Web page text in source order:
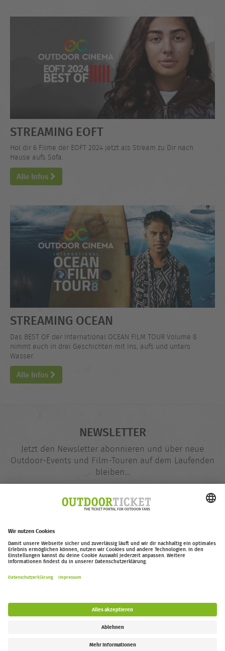
STREAMING EOFT
Hol dir 6 Filme der EOFT 2024 jetzt als Stream zu Dir nach
Hause aufs Sofa.
Alle Infos
STREAMING OCEAN
Das BEST OF der International OCEAN FILM TOUR Volume 8
nimmt euch in drei Geschichten mit ins, aufs und unters
Wasser.
Alle Infos
NEWSLETTER
Jetzt den Newsletter abonnieren und über neue
Outdoor-Events und Film-Touren auf dem Laufenden
bleiben…
Mail-
Adresse
outdoor-ticket.net– Ein Projekt von
Barrierefreiheitserklärung
Follow us: